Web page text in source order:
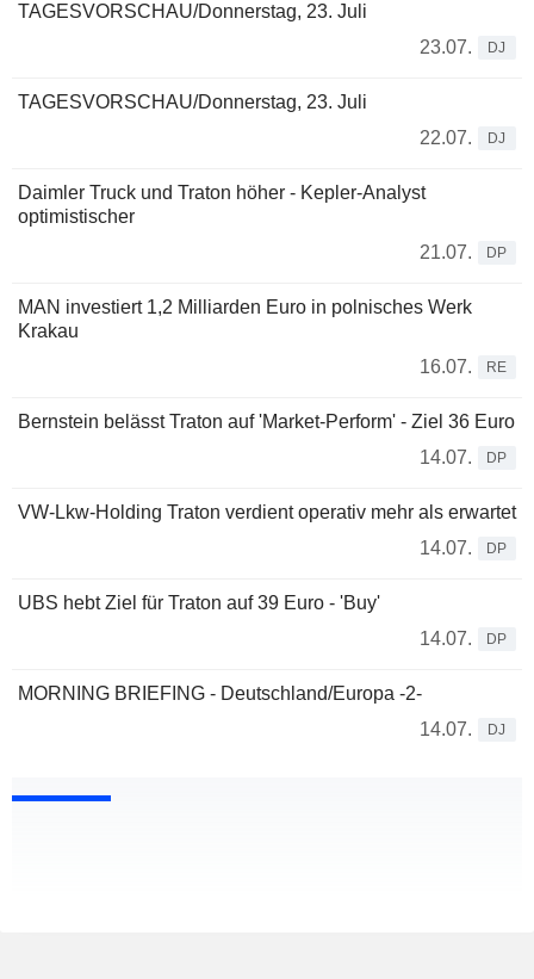
TAGESVORSCHAU/Donnerstag, 23. Juli
23.07.
DJ
TAGESVORSCHAU/Donnerstag, 23. Juli
22.07.
DJ
Daimler Truck und Traton höher - Kepler-Analyst
optimistischer
21.07.
DP
MAN investiert 1,2 Milliarden Euro in polnisches Werk
Krakau
16.07.
RE
Bernstein belässt Traton auf 'Market-Perform' - Ziel 36 Euro
14.07.
DP
VW-Lkw-Holding Traton verdient operativ mehr als erwartet
14.07.
DP
UBS hebt Ziel für Traton auf 39 Euro - 'Buy'
14.07.
DP
MORNING BRIEFING - Deutschland/Europa -2-
14.07.
DJ